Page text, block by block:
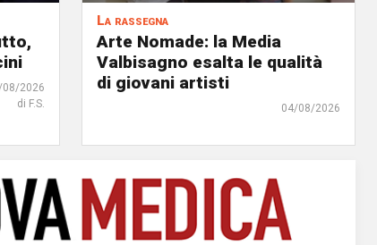
08/2026
di F.S.
La rassegna
Arte Nomade: la Media
Valbisagno esalta le qualità
di giovani artisti
04/08/2026